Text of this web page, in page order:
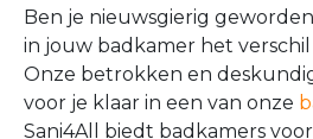
Ben je nieuwsgierig
in jouw badkamer het
Onze betrokken en
voor je klaar in een van onze
Sani4All biedt badkamers voor